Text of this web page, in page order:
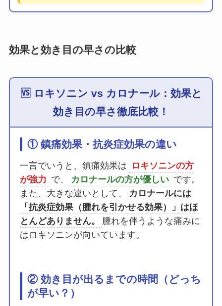
効果と効き目の早さの比較
🆚 ロキソニン vs カロナール：効果と
効き目の早さ徹底比較！
① 鎮痛効果・抗炎症効果の違い
一言でいうと、鎮痛効果は
ロキソニンの方
が強力 で、 カロナールの方が優しい です。
また、大きな違いとして、
カロナールには
「抗炎症効果（腫れを引かせる効果）」はほ
とんどありません。
腫れを伴うような痛みに
はロキソニンが向いています。
② 効き目が出るまでの時間（どっち
が早い？）